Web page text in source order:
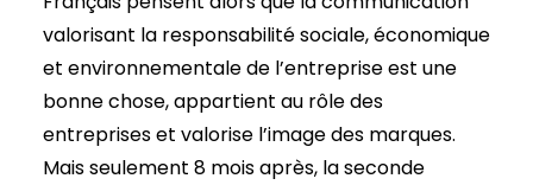
valorisant la responsabilité sociale, économique
et environnementale de l’entreprise est une
bonne chose, appartient au rôle des
entreprises et valorise l’image des marques.
Mais seulement 8 mois après, la seconde